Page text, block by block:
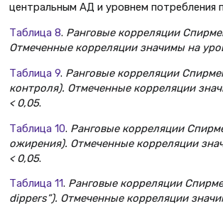
центральным АД и уровнем потребления
Таблица 8. Ранговые корреляции
Отмеченные корреляции значимы на
Таблица 9. Ранговые корреляции
контроля). Отмеченные корреляции
< 0,05.
Таблица 10. Ранговые корреляции
ожирения). Отмеченные корреляции
< 0,05.
Таблица 11. Ранговые корреляции
dippers”). Отмеченные корреляции